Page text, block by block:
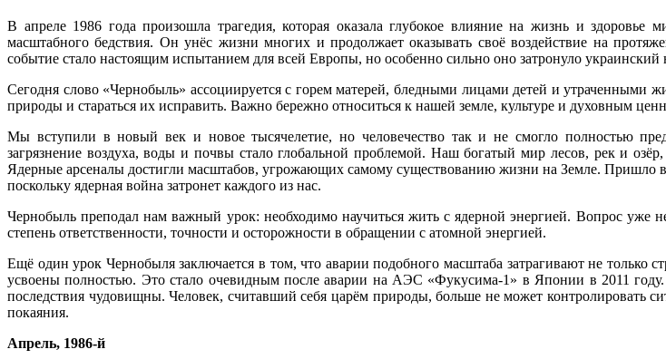
В апреле 1986 года произошла трагедия, которая оказала глубокое влияние на жизнь и
масштабного бедствия. Он унёс жизни многих и продолжает оказывать своё воздействие на
событие стало настоящим испытанием для всей Европы, но особенно сильно оно затронуло украинский
Сегодня слово «Чернобыль» ассоциируется с горем матерей, бледными лицами детей и
природы и стараться их исправить. Важно бережно относиться к нашей земле, культуре и духовным
Мы вступили в новый век и новое тысячелетие, но человечество так и не смогло полностью
загрязнение воздуха, воды и почвы стало глобальной проблемой. Наш богатый мир лесов, рек и
Ядерные арсеналы достигли масштабов, угрожающих самому существованию жизни на Земле. Пришло
поскольку ядерная война затронет каждого из нас.
Чернобыль преподал нам важный урок: необходимо научиться жить с ядерной энергией. Вопрос уже
степень ответственности, точности и осторожности в обращении с атомной энергией.
Ещё один урок Чернобыля заключается в том, что аварии подобного масштаба затрагивают не
усвоены полностью. Это стало очевидным после аварии на АЭС «Фукусима-1» в Японии в 2011
последствия чудовищны. Человек, считавший себя царём природы, больше не может контролировать
покаяния.
Апрель, 1986-й